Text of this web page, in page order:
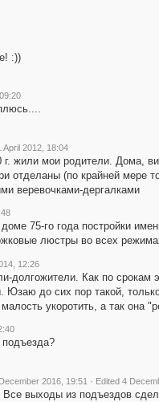
:))
April 2012, 18:04
г. жили мои родители. Дома,
отделаны (по крайней мере
веревочками-дергалками
75-го года постройки
люстры во всех
12:26
долгожители. Как по срокам
Юзаю до сих пор такой,
укоротить, а так она
2016, 19:51 · Edited 4
выходы из подъездов